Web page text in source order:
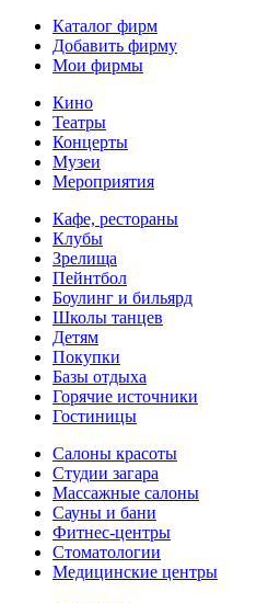
Каталог фирм
Добавить фирму
Мои фирмы
Кино
Театры
Концерты
Музеи
Мероприятия
Кафе, рестораны
Клубы
Зрелища
Пейнтбол
Боулинг и бильярд
Школы танцев
Детям
Покупки
Базы отдыха
Горячие источники
Гостиницы
Салоны красоты
Студии загара
Массажные салоны
Сауны и бани
Фитнес-центры
Стоматологии
Медицинские центры